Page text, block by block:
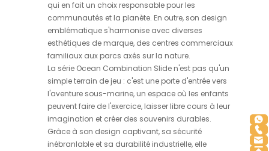
qui en fait un choix responsable pour les
communautés et la planète. En outre, son design
emblématique s'harmonise avec diverses
esthétiques de marque, des centres commerciaux
familiaux aux parcs axés sur la nature.
La série Ocean Combination Slide n'est pas qu'un
simple terrain de jeu : c'est une porte d'entrée vers
l'aventure sous-marine, un espace où les enfants
peuvent faire de l'exercice, laisser libre cours à leur
imagination et créer des souvenirs durables.
Grâce à son design captivant, sa sécurité
inébranlable et sa durabilité industrielle, elle